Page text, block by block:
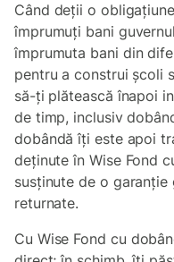
Când deții o
împrumuți bani
împrumuta bani din
pentru a construi școli
să-ți plătească înapoi
de timp, inclusiv
dobândă îți este apoi
deținute în Wise Fond
susținute de o
returnate.
Cu Wise Fond cu